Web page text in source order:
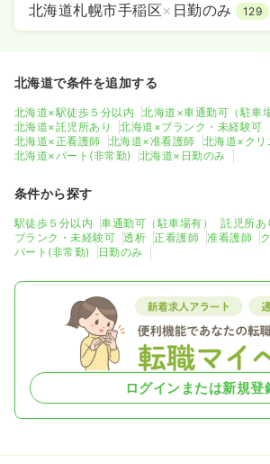
北海道札幌市手稲区× 日勤のみ 129
北海道で条件を追加する
北海道×駅徒歩５分以内
北海道×車通勤可（駐車
北海道×託児所あり
北海道×ブランク・未経験可
北海道×正看護師
北海道×准看護師
北海道×クリ
北海道×パート(非常勤)
北海道×日勤のみ
条件から探す
駅徒歩５分以内 車通勤可（駐車場有）
託児所あ
ブランク・未経験可
透析 正看護師 准看護師
パート(非常勤)
日勤のみ
ログインまたは新規登